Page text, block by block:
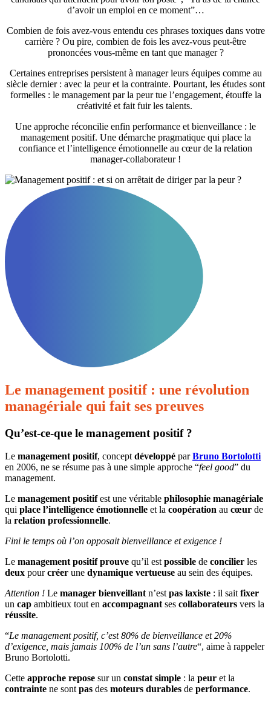
d’avoir un emploi en ce moment”…
Combien de fois avez-vous entendu ces phrases toxiques dans votre
carrière ? Ou pire, combien de fois les avez-vous peut-être
prononcées vous-même en tant que manager ?
Certaines entreprises persistent à manager leurs équipes comme au
siècle dernier : avec la peur et la contrainte. Pourtant, les études sont
formelles : le management par la peur tue l’engagement, étouffe la
créativité et fait fuir les talents.
Une approche réconcilie enfin performance et bienveillance : le
management positif. Une démarche pragmatique qui place la
confiance et l’intelligence émotionnelle au cœur de la relation
manager-collaborateur !
Le management positif : une révolution
managériale qui fait ses preuves
Qu’est-ce-que le management positif ?
Le management positif, concept développé parBruno Bortolotti
en 2006, ne se résume pas à une simple approche “feel good” du
management.
Le management positifest une véritable philosophie managériale
qui place l’intelligence émotionnelle et la coopération au cœur de
la relation professionnelle.
Fini le temps où l’on opposait bienveillance et exigence !
Le management positif prouve qu’il est possible de concilier les
deux pourcréer une dynamique vertueuse au sein des équipes.
Attention ! Le manager bienveillant n’est pas laxiste : il sait fixer
un cap ambitieux tout en accompagnant ses collaborateurs vers la
réussite.
“Le management positif, c’est 80% de bienveillance et 20%
d’exigence, mais jamais 100% de l’un sans l’autre“, aime à rappeler
Bruno Bortolotti.
Cette approche repose sur un constat simple : la peur et la
contrainte ne sont pas des moteurs durables de performance.